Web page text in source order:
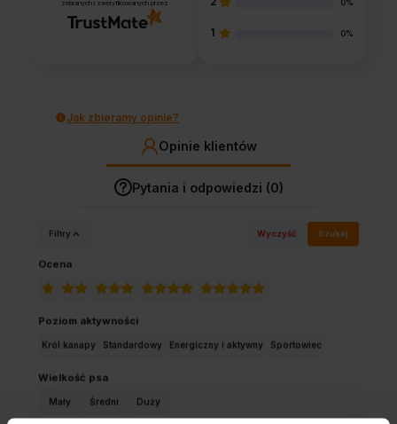
zebranych i zweryfikowanych przez 0%
1 0%
Jak zbieramy opinie?
Opinie klientów
Pytania i odpowiedzi (0)
Filtry Wyczyść Szukaj
Ocena
Poziom aktywności
Król kanapy Standardowy Energiczny i aktywny Sportowiec
Wielkość psa
Mały Średni Duży